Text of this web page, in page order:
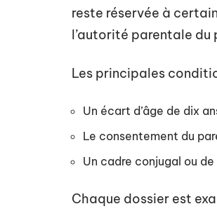
reste réservée à
l’autorité parentale du
Les principales
Un écart d’âge de dix
Le consentement du
Un cadre conjugal ou
Chaque dossier est